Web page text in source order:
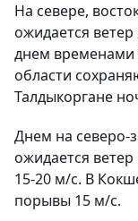
На севере,
ожидается
днем
области
Талдыкоргане
Днем на северо-
ожидается
15-20 м/с. В
порывы 15 м/с.